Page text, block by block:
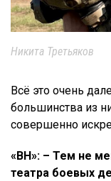
Никита Третьяков
Всё это очень
большинства из
совершенно
«ВН»: – Тем не
театра боевых